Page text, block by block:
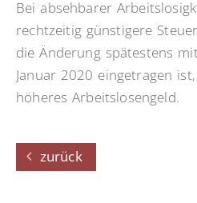
Bei absehbarer
rechtzeitig günstigere
die Änderung spätestens
Januar 2020 eingetragen
höheres Arbeitslosengeld.
zurück